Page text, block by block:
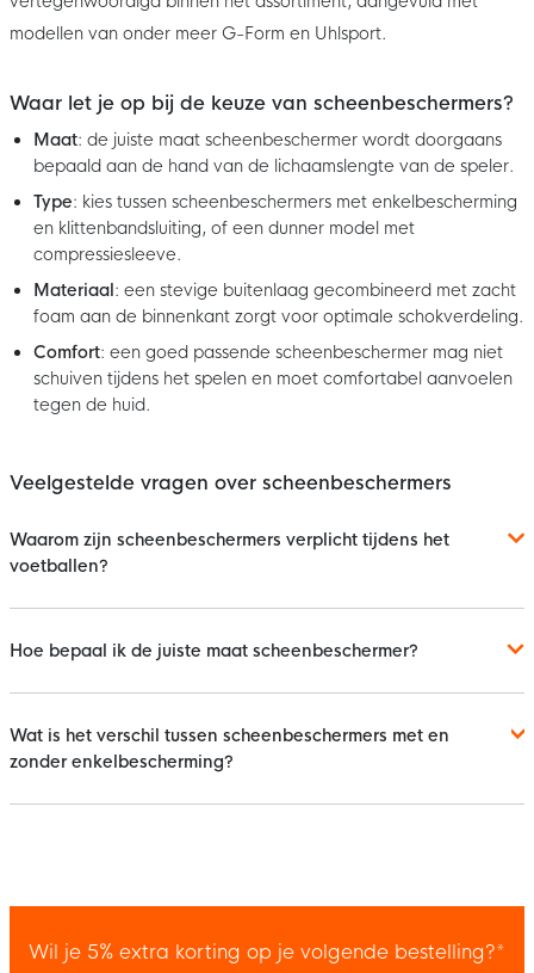
modellen van onder meer G-Form en Uhlsport.
Waar let je op bij de keuze van scheenbeschermers?
Maat: de juiste maat scheenbeschermer wordt doorgaans
bepaald aan de hand van de lichaamslengte van de speler.
Type: kies tussen scheenbeschermers met enkelbescherming
en klittenbandsluiting, of een dunner model met
compressiesleeve.
Materiaal: een stevige buitenlaag gecombineerd met zacht
foam aan de binnenkant zorgt voor optimale schokverdeling.
Comfort: een goed passende scheenbeschermer mag niet
schuiven tijdens het spelen en moet comfortabel aanvoelen
tegen de huid.
Veelgestelde vragen over scheenbeschermers
Waarom zijn scheenbeschermers verplicht tijdens het
voetballen?
Hoe bepaal ik de juiste maat scheenbeschermer?
Wat is het verschil tussen scheenbeschermers met en
zonder enkelbescherming?
Wil je 5% extra korting op je volgende bestelling?*